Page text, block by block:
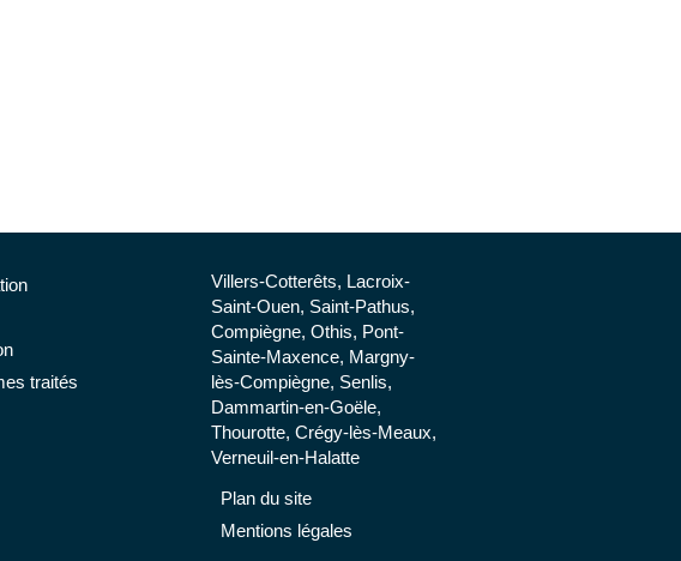
traités
Villers-Cotterêts, Lacroix-
Saint-Ouen, Saint-Pathus,
Compiègne, Othis, Pont-
Sainte-Maxence, Margny-
lès-Compiègne, Senlis,
Dammartin-en-Goële,
Thourotte, Crégy-lès-Meaux,
Verneuil-en-Halatte
Plan du site
Mentions légales